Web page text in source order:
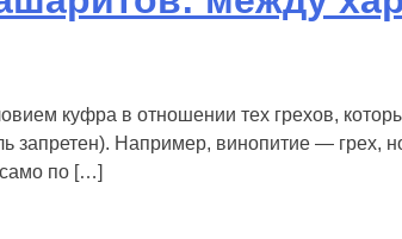
куфра в отношении тех грехов,
Например, винопитие — грех,
само по […]